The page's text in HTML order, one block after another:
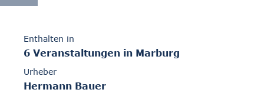
Enthalten in
6 Veranstaltungen in Marburg
Urheber
Hermann Bauer